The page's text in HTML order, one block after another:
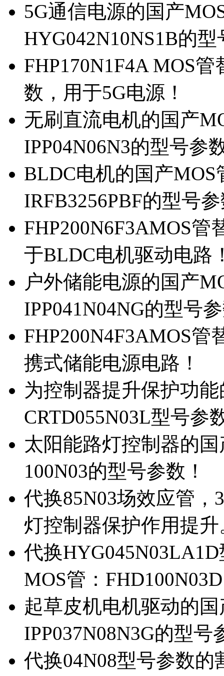
5G通信电源的国产
HYG042N10NS1B的
FHP170N1F4A MOS
数，用于5G电源！
无刷直流电机的国产
IPP04N06N3的型号参
BLDC电机的国产MOS
IRFB3256PBF的型号
FHP200N6F3AMOS管
于BLDC电机驱动电路
户外储能电源的国产
IPP041N04NG的型号
FHP200N4F3AMOS管
携式储能电源电路！
为控制器提升保护功
CRTD055N03L型号参
太阳能路灯控制器的
100N03的型号参数！
代换85N03场效应管
灯控制器保护作用提升
代换
MOS管：
起草皮机电机驱动的
IPP037N08N3G的型号
代换04N08型号参数